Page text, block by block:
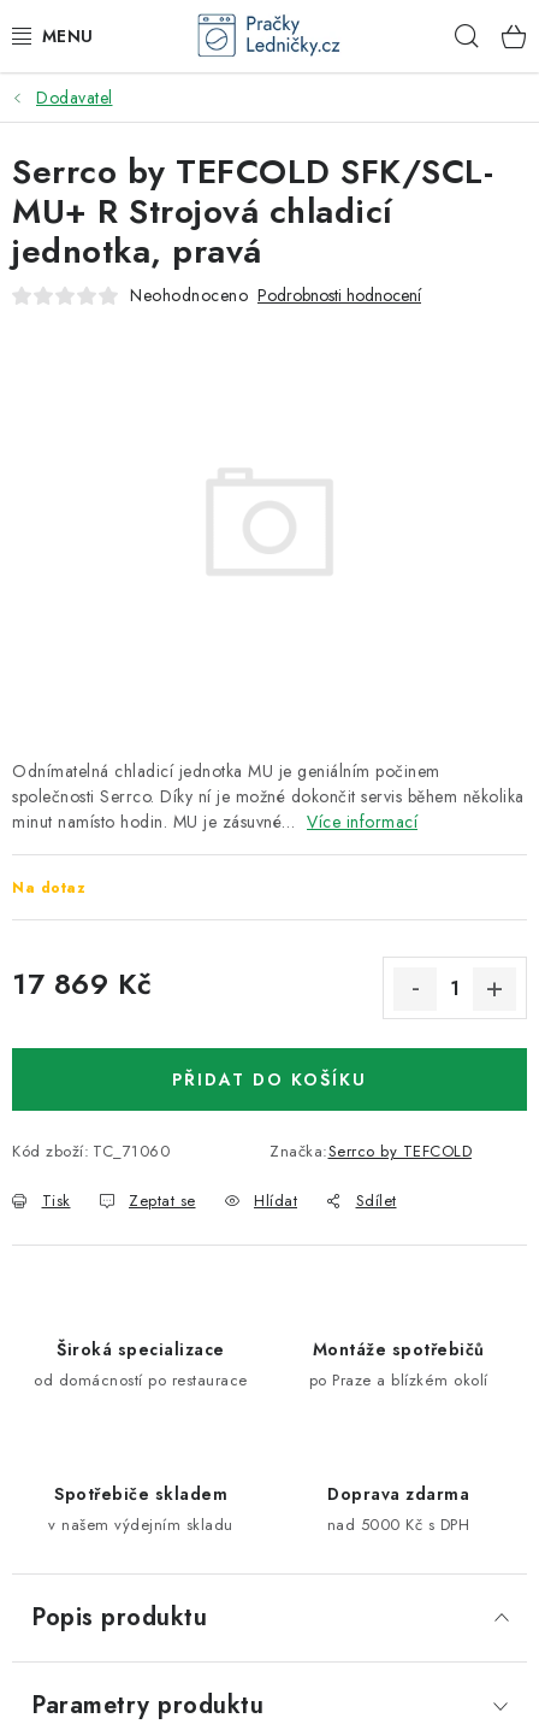
na
DODAVATEL
VESTAVNÉ SPOTŘEBIČE
VOLNĚ STOJÍCÍ SPOTŘEBIČE
DŘEZY A BATERIE
Dodavatel
Odnímatelná chladicí jednotka MU je geniálním počinem
společnosti Serrco. Díky ní je možné dokončit servis během několika
minut namísto hodin. MU je zásuvné… Více informací
Na dotaz
17 869 Kč
PŘIDAT DO KOŠÍKU
Kód zboží: TC_71060 Značka:Serrco by TEFCOLD
Tisk Zeptat se Hlídat Sdílet
Serrco by TEFCOLD SFK/SCL-
MU+ R Strojová chladicí
jednotka, pravá
Neohodnoceno Podrobnosti hodnocení
Široká specializace
od domácností po restaurace
Montáže spotřebičů
po Praze a blízkém okolí
Spotřebiče skladem
v našem výdejním skladu
Doprava zdarma
nad 5000 Kč s DPH
Popis produktu
Parametry produktu